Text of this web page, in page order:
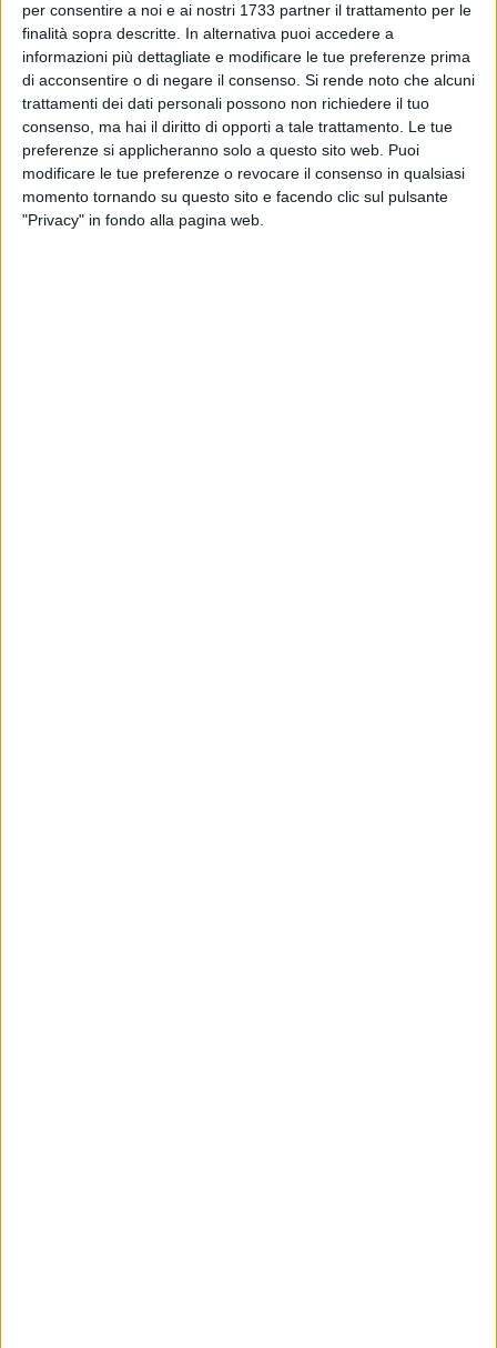
per consentire a noi e ai nostri 1733 partner il trattamento per le
finalità sopra descritte. In alternativa puoi accedere a
informazioni più dettagliate e modificare le tue preferenze prima
di acconsentire o di negare il consenso. Si rende noto che alcuni
trattamenti dei dati personali possono non richiedere il tuo
consenso, ma hai il diritto di opporti a tale trattamento. Le tue
preferenze si applicheranno solo a questo sito web. Puoi
modificare le tue preferenze o revocare il consenso in qualsiasi
momento tornando su questo sito e facendo clic sul pulsante
"Privacy" in fondo alla pagina web.
Oggi, sabato 14 settembre, si entrerà nel vivo della festa
della Vergine Addolorata con il posizionamento del quadro
sul trono allestito al teatro Garibaldi. Il quadro sarà portato
processionalmente dopo la messa delle ore 19, la
traslazione sarà accompagnata dalla Banda musicale
"Biagio Abbate".
È stato stabilito il percorso completo avvio dalla
Concattedrale, poi si proseguirà per largo San Donato,